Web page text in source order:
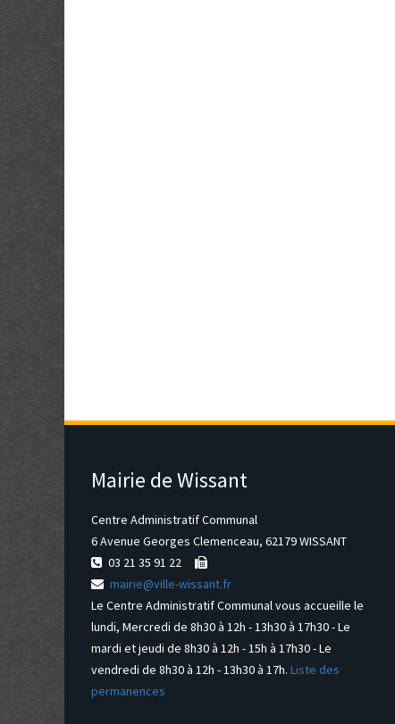
Mairie de Wissant
Centre Administratif Communal
6 Avenue Georges Clemenceau, 62179 WISSANT
03 21 35 91 22
mairie@ville-wissant.fr
Le Centre Administratif Communal vous accueille le
lundi, Mercredi de 8h30 à 12h - 13h30 à 17h30 - Le
mardi et jeudi de 8h30 à 12h - 15h à 17h30 - Le
vendredi de 8h30 à 12h - 13h30 à 17h. Liste des
permanences